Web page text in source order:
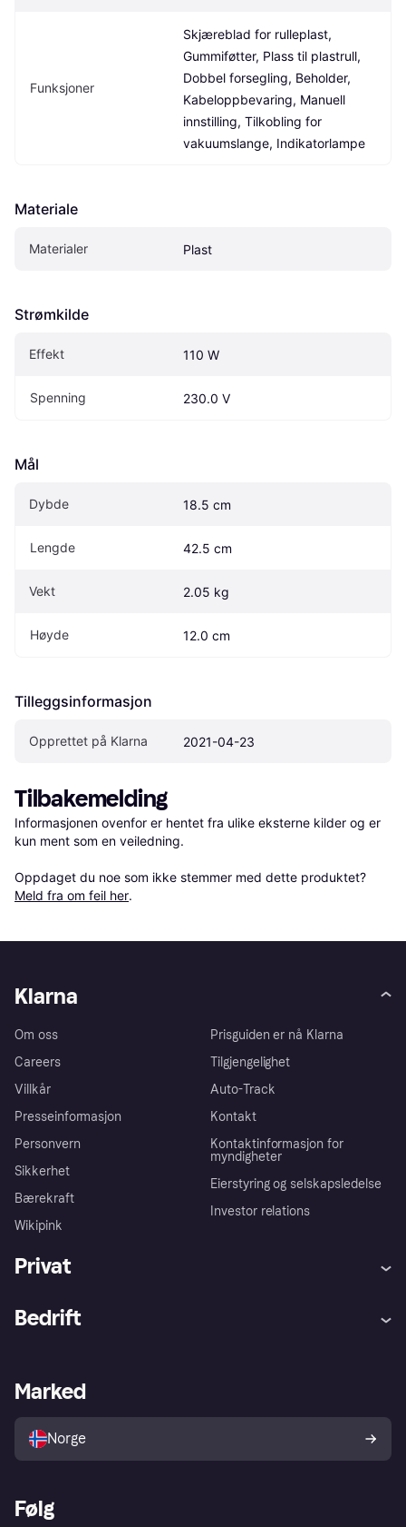
Funksjoner
Skjæreblad for rulleplast,
Gummiføtter, Plass til plastrull,
Dobbel forsegling, Beholder,
Kabeloppbevaring, Manuell
innstilling, Tilkobling for
vakuumslange, Indikatorlampe
Materiale
Materialer Plast
Strømkilde
Effekt 110 W
Spenning 230.0 V
Mål
Dybde 18.5 cm
Lengde 42.5 cm
Vekt 2.05 kg
Høyde 12.0 cm
Tilleggsinformasjon
Opprettet på Klarna 2021-04-23
Tilbakemelding
Informasjonen ovenfor er hentet fra ulike eksterne kilder og er
kun ment som en veiledning.
Oppdaget du noe som ikke stemmer med dette produktet?
Meld fra om feil her.
Klarna
Om oss
Careers
Villkår
Presseinformasjon
Personvern
Sikkerhet
Bærekraft
Wikipink
Prisguiden er nå Klarna
Tilgjengelighet
Auto-Track
Kontakt
Kontaktinformasjon for
myndigheter
Eierstyring og selskapsledelse
Investor relations
Privat
Utforsk butikker
Bedrift
Merchant portal
Marked
Norge
Følg